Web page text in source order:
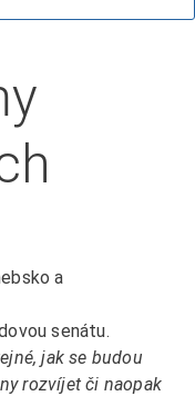
a
jak se budou
rozvíjet či naopak